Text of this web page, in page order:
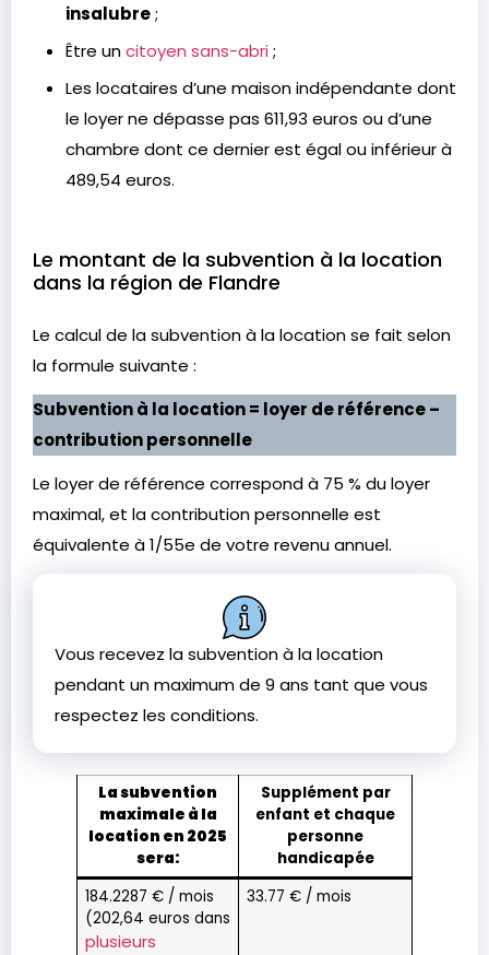
insalubre;
Être uncitoyen sans-abri ;
Les locataires d’une maison indépendante dont
le loyer ne dépasse pas 611,93 euros ou d’une
chambre dont ce dernier est égal ou inférieur à
489,54 euros.
Le montant de la subvention à la location
dans la région de Flandre
Le calcul de la subvention à la location se fait selon
la formule suivante :
Subvention à la location = loyer de référence –
contribution personnelle
Le loyer de référence correspond à 75 % du loyer
maximal, et la contribution personnelle est
équivalente à 1/55e de votre revenu annuel.
Vous recevez la subvention à la location
pendant un maximum de 9 ans tant que vous
respectez les conditions.
La subvention
maximale à la
location en 2025
sera:
Supplément par
enfant et chaque
personne
handicapée
184.2287 € / mois
(202,64 euros dans
plusieurs
33.77 € / mois